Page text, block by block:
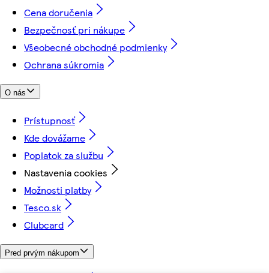
Cena doručenia
Bezpečnosť pri nákupe
Všeobecné obchodné podmienky
Ochrana súkromia
O nás
Prístupnosť
Kde dovážame
Poplatok za službu
Nastavenia cookies
Možnosti platby
Tesco.sk
Clubcard
Pred prvým nákupom